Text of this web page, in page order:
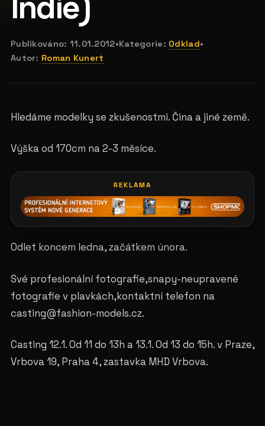
Publikováno: 11.01.2012•Kategorie: Odklad•
Autor: Roman Kunert
Hledáme modelky se zkušenostmi. Čina a jiné země.
Výška od 170cm na 2-3 měsíce.
REKLAMA
Odlet koncem ledna, začátkem února.
Své profesionální fotografie,snapy-neupravené
fotografie v plavkách,kontaktní telefon na
casting@fashion-models.cz.
Casting 12.1. Od 11 do 13h a 13.1. Od 13 do 15h. v Praze,
Vrbova 19, Praha 4, zastavka MHD Vrbova.